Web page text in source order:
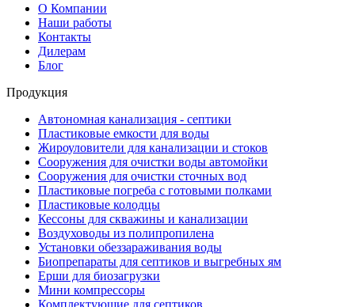
О Компании
Наши работы
Контакты
Дилерам
Блог
Продукция
Автономная канализация - септики
Пластиковые емкости для воды
Жироуловители для канализации и стоков
Сооружения для очистки воды автомойки
Сооружения для очистки сточных вод
Пластиковые погреба с готовыми полками
Пластиковые колодцы
Кессоны для скважины и канализации
Воздуховоды из полипропилена
Установки обеззараживания воды
Биопрепараты для септиков и выгребных ям
Ерши для биозагрузки
Мини компрессоры
Комплектующие для септиков